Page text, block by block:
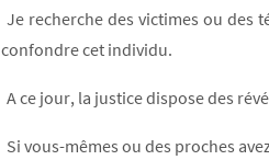
Je recherche des victimes ou des
confondre cet individu.
A ce jour, la justice dispose des
Si vous-mêmes ou des proches